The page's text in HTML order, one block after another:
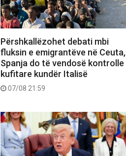
Përshkallëzohet debati mbi
fluksin e emigrantëve në Ceuta,
Spanja do të vendosë kontrolle
kufitare kundër Italisë
07/08 21:59